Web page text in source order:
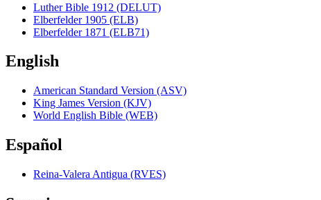
Luther Bible 1912 (DELUT)
Elberfelder 1905 (ELB)
Elberfelder 1871 (ELB71)
English
American Standard Version (ASV)
King James Version (KJV)
World English Bible (WEB)
Español
Reina-Valera Antigua (RVES)